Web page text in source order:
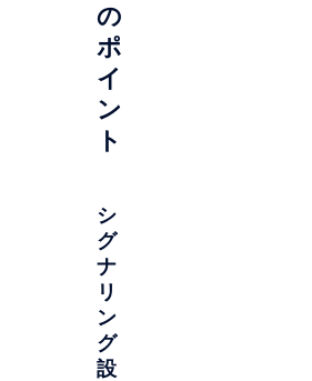
の
ポ
イ
ン
ト
シ
グ
ナ
リ
ン
グ
設